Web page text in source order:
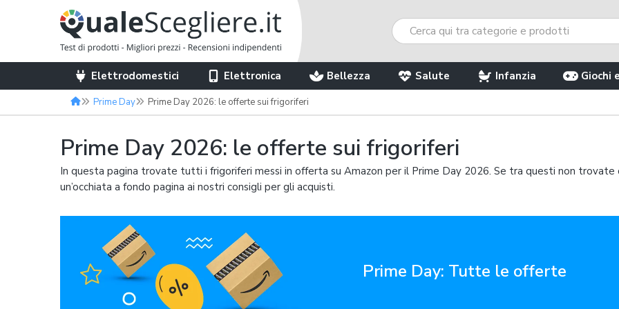
Elettrodomestici Elettronica Bellezza Salute Infanzia Giochi
Prime Day Prime Day 2026: le offerte sui frigoriferi
Prime Day 2026: le offerte sui frigoriferi
In questa pagina trovate tutti i frigoriferi messi in offerta su Amazon per il Prime Day 2026. Se tra questi non
un’occhiata a fondo pagina ai nostri consigli per gli acquisti.
Prime Day: Tutte le offerte